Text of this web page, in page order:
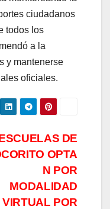
ciudadanos
todos los
a la
y mantenerse
oficiales.
DE
OPTA
N POR
MODALIDAD
VIRTUAL POR